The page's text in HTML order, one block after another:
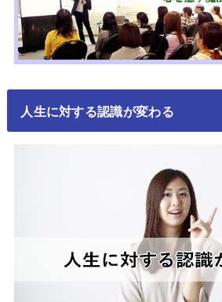
人生に対する認識が変わる